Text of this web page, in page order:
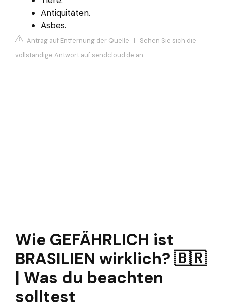
Antiquitäten.
Asbes.
Antrag auf Entfernung der Quelle | Sehen Sie sich die
vollständige Antwort auf sendcloud.de an
Wie GEFÄHRLICH ist
BRASILIEN wirklich? 🇧🇷
| Was du beachten
solltest